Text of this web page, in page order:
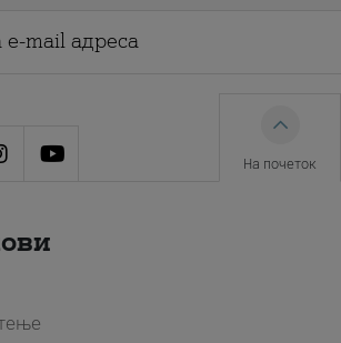
На почеток